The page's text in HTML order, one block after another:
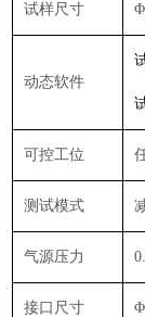
试样尺寸
动态软件
可控工位
测试模式
气源压力
接口尺寸